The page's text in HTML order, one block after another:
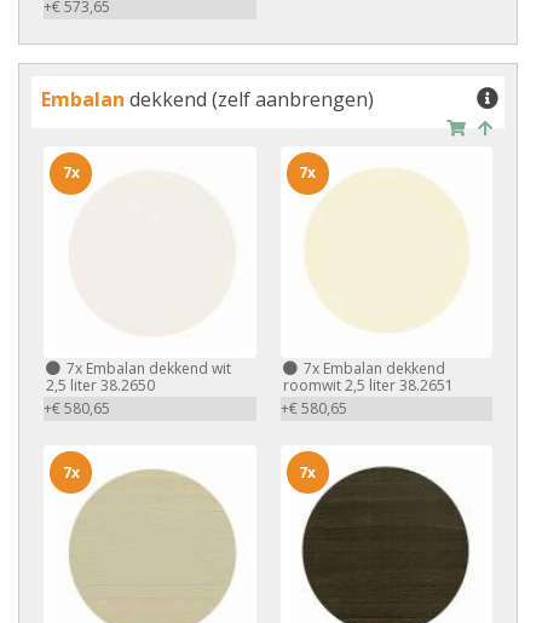
+€ 573,65
Embalan dekkend (zelf aanbrengen)
7x Embalan dekkend wit
2,5 liter 38.2650
+€ 580,65
7x
7xEmbalan dekkend
roomwit 2,5 liter 38.2651
+€ 580,65
7x
7x 7x